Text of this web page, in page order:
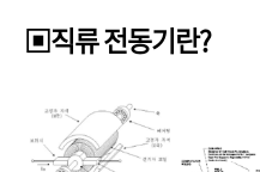
▣직류 전동기란?